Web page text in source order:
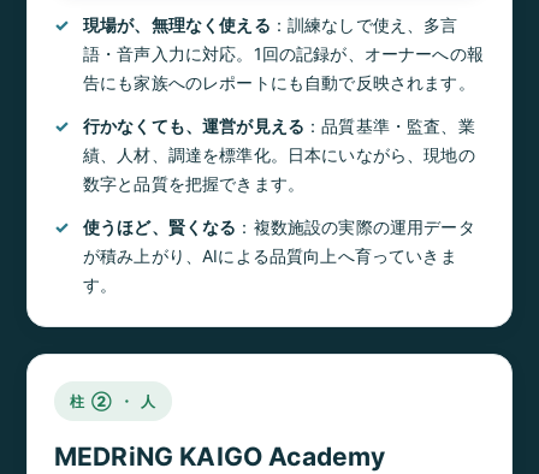
現場が、無理なく使える ：訓練なしで使え、多言
語・音声入力に対応。1回の記録が、オーナーへの報
告にも家族へのレポートにも自動で反映されます。
行かなくても、運営が見える ：品質基準・監査、業
績、人材、調達を標準化。日本にいながら、現地の
数字と品質を把握できます。
使うほど、賢くなる ：複数施設の実際の運用データ
が積み上がり、AIによる品質向上へ育っていきま
す。
柱 ② ・ 人
MEDRiNG KAIGO Academy